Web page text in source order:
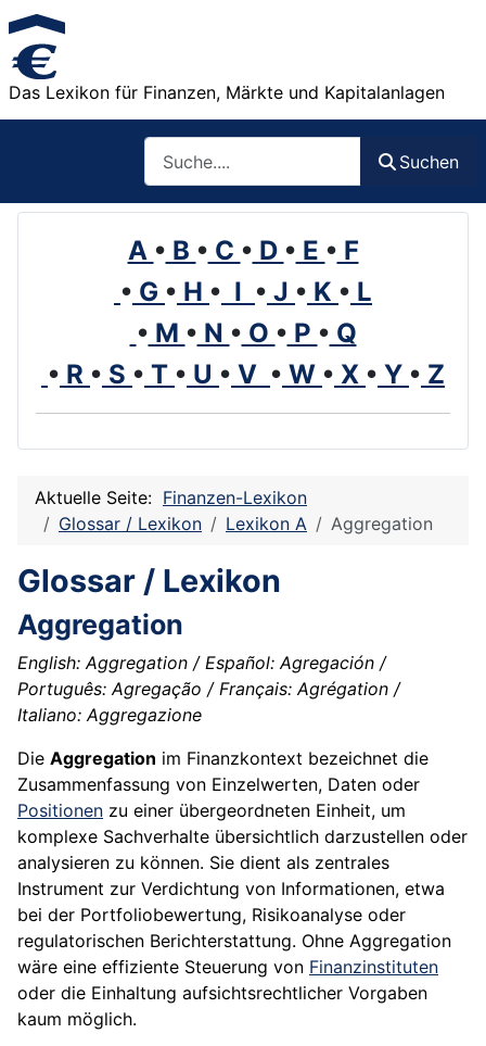
Das Lexikon für Finanzen, Märkte und Kapitalanlagen
Suchen
A • B • C • D • E • F
• G • H • I • J • K • L
• M • N • O • P • Q
• R • S • T • U • V • W • X • Y • Z
Aktuelle Seite: Finanzen-Lexikon
Glossar / Lexikon
Lexikon A Aggregation
Glossar / Lexikon
Aggregation
English: Aggregation / Español: Agregación /
Português: Agregação / Français: Agrégation /
Italiano: Aggregazione
Die Aggregation im Finanzkontext bezeichnet die
Zusammenfassung von Einzelwerten, Daten oder
Positionen zu einer übergeordneten Einheit, um
komplexe Sachverhalte übersichtlich darzustellen oder
analysieren zu können. Sie dient als zentrales
Instrument zur Verdichtung von Informationen, etwa
bei der Portfoliobewertung, Risikoanalyse oder
regulatorischen Berichterstattung. Ohne Aggregation
wäre eine effiziente Steuerung von Finanzinstituten
oder die Einhaltung aufsichtsrechtlicher Vorgaben
kaum möglich.